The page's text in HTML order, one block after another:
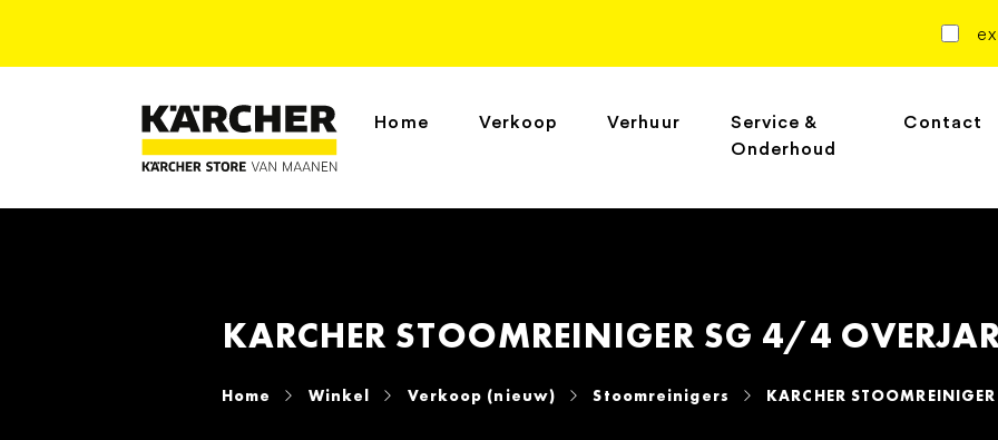
Home Verkoop Verhuur
Service &
Onderhoud
Contact
KARCHER STOOMREINIGER SG 4/4
Home Winkel Verkoop (nieuw) Stoomreinigers KARCHER